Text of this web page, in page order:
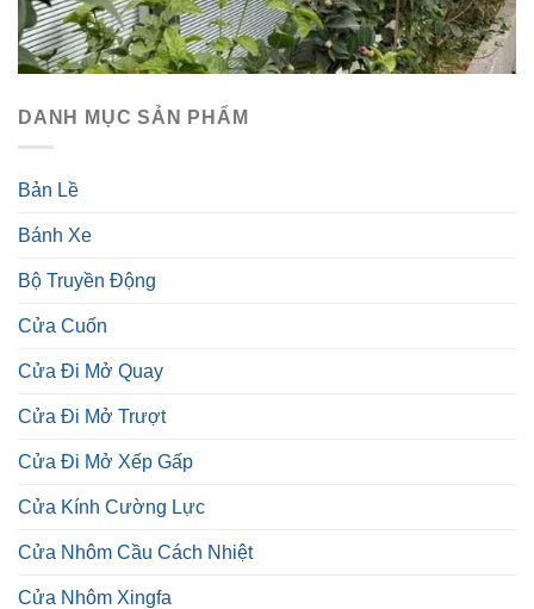
DANH MỤC SẢN PHẨM
Bản Lề
Bánh Xe
Bộ Truyền Động
Cửa Cuốn
Cửa Đi Mở Quay
Cửa Đi Mở Trượt
Cửa Đi Mở Xếp Gấp
Cửa Kính Cường Lực
Cửa Nhôm Cầu Cách Nhiệt
Cửa Nhôm Xingfa